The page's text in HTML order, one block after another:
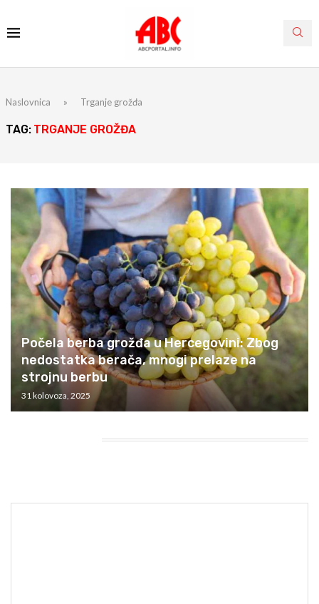
Naslovnica » Trganje grožđa
TAG: TRGANJE GROŽĐA
Počela berba grožđa u Hercegovini: Zbog
nedostatka berača, mnogi prelaze na
strojnu berbu
31 kolovoza, 2025